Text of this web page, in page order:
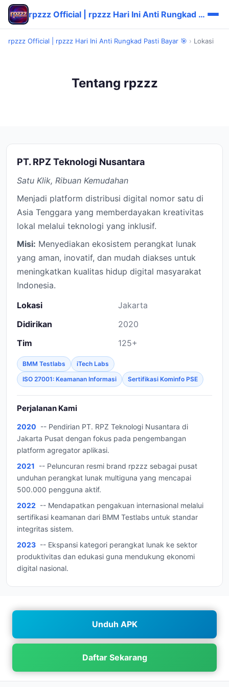
rpzzz Official | rpzzz Hari Ini Anti Rungkad Pasti Bayar 🎯
rpzzz Official | rpzzz Hari Ini Anti Rungkad Pasti Bayar 🎯 › Lokasi
Tentang rpzzz
PT. RPZ Teknologi Nusantara
Satu Klik, Ribuan Kemudahan
Menjadi platform distribusi digital nomor satu di
Asia Tenggara yang memberdayakan kreativitas
lokal melalui teknologi yang inklusif.
Misi: Menyediakan ekosistem perangkat lunak
yang aman, inovatif, dan mudah diakses untuk
meningkatkan kualitas hidup digital masyarakat
Indonesia.
Lokasi
Jakarta
Didirikan
2020
Tim
125+
BMM Testlabs
iTech Labs
ISO 27001: Keamanan Informasi
Sertifikasi Kominfo PSE
Perjalanan Kami
2020 -- Pendirian PT. RPZ Teknologi Nusantara di
Jakarta Pusat dengan fokus pada pengembangan
platform agregator aplikasi.
2021 -- Peluncuran resmi brand rpzzz sebagai pusat
unduhan perangkat lunak multiguna yang mencapai
500.000 pengguna aktif.
2022 -- Mendapatkan pengakuan internasional melalui
sertifikasi keamanan dari BMM Testlabs untuk standar
integritas sistem.
2023 -- Ekspansi kategori perangkat lunak ke sektor
produktivitas dan edukasi guna mendukung ekonomi
digital nasional.
Unduh APK
Daftar Sekarang